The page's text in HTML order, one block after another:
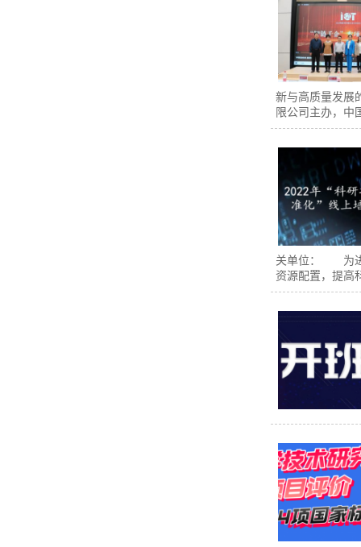
新与高质量发展
限公司主办，中
关单位： 为进
资源配置，提高